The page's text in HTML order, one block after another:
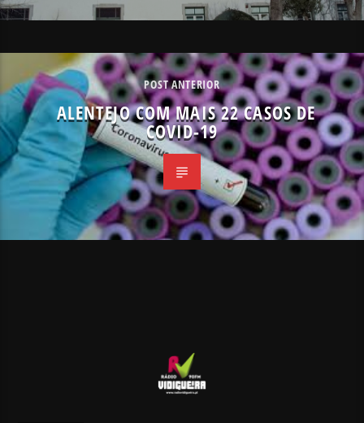
POST ANTERIOR
ALENTEJO COM MAIS 22 CASOS DE
COVID-19